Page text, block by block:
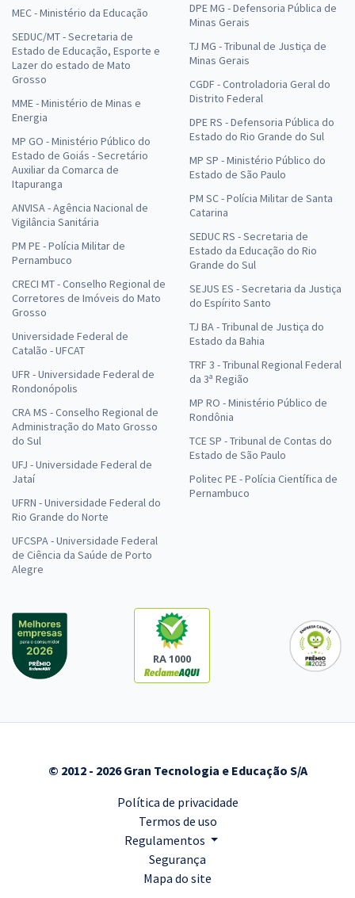
MEC - Ministério da Educação
SEDUC/MT - Secretaria de
Estado de Educação, Esporte e
Lazer do estado de Mato
Grosso
MME - Ministério de Minas e
Energia
MP GO - Ministério Público do
Estado de Goiás - Secretário
Auxiliar da Comarca de
Itapuranga
ANVISA - Agência Nacional de
Vigilância Sanitária
PM PE - Polícia Militar de
Pernambuco
CRECI MT - Conselho Regional de
Corretores de Imóveis do Mato
Grosso
Universidade Federal de
Catalão - UFCAT
UFR - Universidade Federal de
Rondonópolis
CRA MS - Conselho Regional de
Administração do Mato Grosso
do Sul
UFJ - Universidade Federal de
Jataí
UFRN - Universidade Federal do
Rio Grande do Norte
UFCSPA - Universidade Federal
de Ciência da Saúde de Porto
Alegre
DPE MG - Defensoria Pública de
Minas Gerais
TJ MG - Tribunal de Justiça de
Minas Gerais
CGDF - Controladoria Geral do
Distrito Federal
DPE RS - Defensoria Pública do
Estado do Rio Grande do Sul
MP SP - Ministério Público do
Estado de São Paulo
PM SC - Polícia Militar de Santa
Catarina
SEDUC RS - Secretaria de
Estado da Educação do Rio
Grande do Sul
SEJUS ES - Secretaria da Justiça
do Espírito Santo
TJ BA - Tribunal de Justiça do
Estado da Bahia
TRF 3 - Tribunal Regional Federal
da 3ª Região
MP RO - Ministério Público de
Rondônia
TCE SP - Tribunal de Contas do
Estado de São Paulo
Politec PE - Polícia Científica de
Pernambuco
RA 1000
© 2012 - 2026 Gran Tecnologia e Educação S/A
Política de privacidade
Termos de uso
Regulamentos
Segurança
Mapa do site